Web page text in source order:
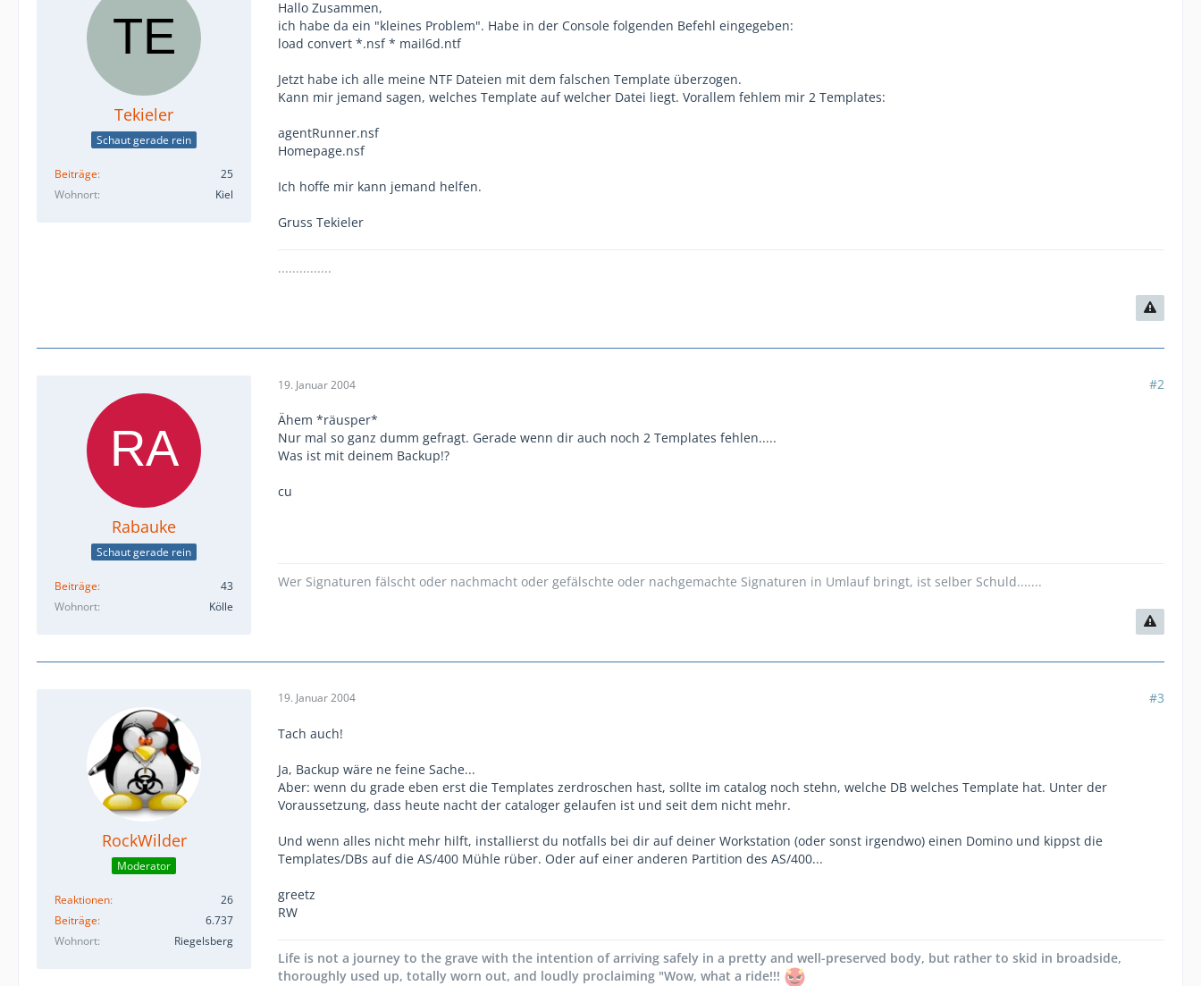
Tekieler
Schaut gerade rein
Beiträge
25
Wohnort
Kiel
Hallo Zusammen,
ich habe da ein "kleines Problem". Habe in der Console folgenden Befehl eingegeben:
load convert *.nsf * mail6d.ntf
Jetzt habe ich alle meine NTF Dateien mit dem falschen Template überzogen.
Kann mir jemand sagen, welches Template auf welcher Datei liegt. Vorallem fehlem mir 2 Templates:
agentRunner.nsf
Homepage.nsf
Ich hoffe mir kann jemand helfen.
Gruss Tekieler
...............
Rabauke
Schaut gerade rein
Beiträge
43
Wohnort
Kölle
19. Januar 2004 #2
Ähem *räusper*
Nur mal so ganz dumm gefragt. Gerade wenn dir auch noch 2 Templates fehlen.....
Was ist mit deinem Backup!?
cu
Wer Signaturen fälscht oder nachmacht oder gefälschte oder nachgemachte Signaturen in Umlauf bringt, ist selber Schuld.......
RockWilder
Moderator
Reaktionen
26
Beiträge
6.737
Wohnort
Riegelsberg
19. Januar 2004 #3
Tach auch!
Ja, Backup wäre ne feine Sache...
Aber: wenn du grade eben erst die Templates zerdroschen hast, sollte im catalog noch stehn, welche DB welches Template hat. Unter der
Voraussetzung, dass heute nacht der cataloger gelaufen ist und seit dem nicht mehr.
Und wenn alles nicht mehr hilft, installierst du notfalls bei dir auf deiner Workstation (oder sonst irgendwo) einen Domino und kippst die
Templates/DBs auf die AS/400 Mühle rüber. Oder auf einer anderen Partition des AS/400...
greetz
RW
Life is not a journey to the grave with the intention of arriving safely in a pretty and well-preserved body, but rather to skid in broadside,
thoroughly used up, totally worn out, and loudly proclaiming "Wow, what a ride!!!